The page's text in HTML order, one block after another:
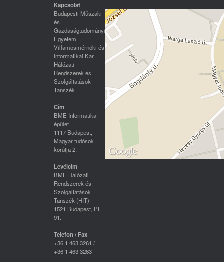
Kapcsolat
Budapesti Műszaki
és
Gazdaságtudományi
Egyetem
Villamosmérnöki és
Informatikai Kar
Hálózati
Rendszerek és
Szolgáltatások
Tanszék
Cím
BME Informatika
épület
1117 Budapest,
Magyar tudósok
körútja 2.
Levélcím
BME Hálózati
Rendszerek és
Szolgáltatások
Tanszék (HIT)
1521 Budapest, Pf.
91.
Telefon / Fax
+36 1 463 3261 /
+36 1 463 3263